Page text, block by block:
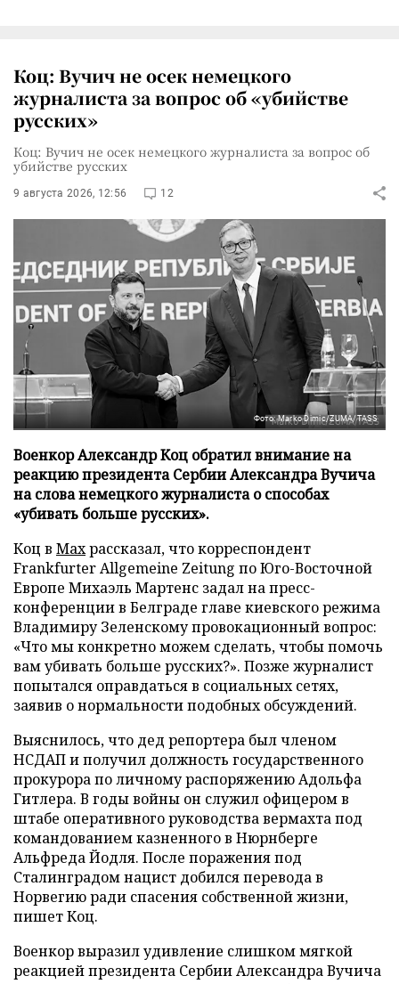
Коц: Вучич не осек немецкого
журналиста за вопрос об «убийстве
русских»
Коц: Вучич не осек немецкого журналиста за вопрос об
убийстве русских
9 августа 2026, 12:56 12
Фото: Marko Dimic/ZUMA/TASS
Военкор Александр Коц обратил внимание на
реакцию президента Сербии Александра Вучича
на слова немецкого журналиста о способах
«убивать больше русских».
Коц в Махрассказал, что корреспондент
Frankfurter Allgemeine Zeitung по Юго-Восточной
Европе Михаэль Мартенс задал на пресс-
конференции в Белграде главе киевского режима
Владимиру Зеленскому провокационный вопрос:
«Что мы конкретно можем сделать, чтобы помочь
вам убивать больше русских?». Позже журналист
попытался оправдаться в социальных сетях,
заявив о нормальности подобных обсуждений.
Выяснилось, что дед репортера был членом
НСДАП и получил должность государственного
прокурора по личному распоряжению Адольфа
Гитлера. В годы войны он служил офицером в
штабе оперативного руководства вермахта под
командованием казненного в Нюрнберге
Альфреда Йодля. После поражения под
Сталинградом нацист добился перевода в
Норвегию ради спасения собственной жизни,
пишет Коц.
Военкор выразил удивление слишком мягкой
реакцией президента Сербии Александра Вучича